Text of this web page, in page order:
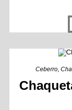
Ceberro,